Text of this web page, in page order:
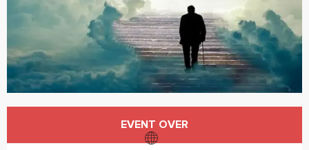
EVENT OVER